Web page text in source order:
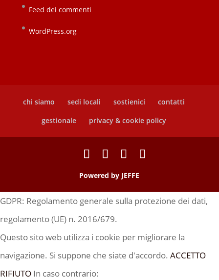
Feed dei commenti
WordPress.org
chi siamo sedi locali sostienici
contatti
gestionale
privacy & cookie policy
Powered by JEFFE
GDPR: Regolamento generale sulla protezione dei dati,
regolamento (UE) n. 2016/679.
Questo sito web utilizza i cookie per migliorare la
navigazione. Si suppone che siate d'accordo. ACCETTO
RIFIUTO In caso contrario: